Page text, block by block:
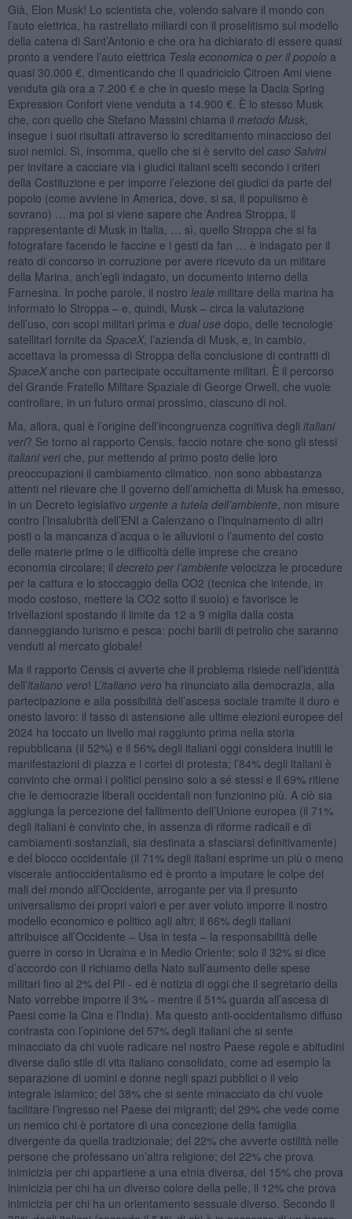
Già, Elon Musk! Lo scientista che, volendo salvare il mondo con
l’auto elettrica, ha rastrellato miliardi con il proselitismo sul modello
della catena di Sant’Antonio e che ora ha dichiarato di essere quasi
pronto a vendere l’auto elettrica Tesla economica o per il popolo a
quasi 30.000 €, dimenticando che il quadriciclo Citroen Ami viene
venduta già ora a 7.200 € e che in questo mese la Dacia Spring
Expression Confort viene venduta a 14.900 €. È lo stesso Musk
che, con quello che Stefano Massini chiama il metodo Musk,
insegue i suoi risultati attraverso lo screditamento minaccioso dei
suoi nemici. Sì, insomma, quello che si è servito del caso Salvini
per invitare a cacciare via i giudici italiani scelti secondo i criteri
della Costituzione e per imporre l’elezione dei giudici da parte del
popolo (come avviene in America, dove, si sa, il populismo è
sovrano) … ma poi si viene sapere che Andrea Stroppa, il
rappresentante di Musk in Italia, … sì, quello Stroppa che si fa
fotografare facendo le faccine e i gesti da fan … è indagato per il
reato di concorso in corruzione per avere ricevuto da un militare
della Marina, anch’egli indagato, un documento interno della
Farnesina. In poche parole, il nostro leale militare della marina ha
informato lo Stroppa – e, quindi, Musk – circa la valutazione
dell’uso, con scopi militari prima e dual use dopo, delle tecnologie
satellitari fornite da SpaceX, l’azienda di Musk, e, in cambio,
accettava la promessa di Stroppa della conclusione di contratti di
SpaceXanche con partecipate occultamente militari. È il percorso
del Grande Fratello Militare Spaziale di George Orwell, che vuole
controllare, in un futuro ormai prossimo, ciascuno di noi.
Ma, allora, qual è l’origine dell’incongruenza cognitiva degli italiani
veri? Se torno al rapporto Censis, faccio notare che sono gli stessi
italiani veriche, pur mettendo al primo posto delle loro
preoccupazioni il cambiamento climatico, non sono abbastanza
attenti nel rilevare che il governo dell’amichetta di Musk ha emesso,
in un Decreto legislativo urgente a tutela dell’ambiente , non misure
contro l’insalubrità dell’ENI a Calenzano o l’inquinamento di altri
posti o la mancanza d’acqua o le alluvioni o l’aumento del costo
delle materie prime o le difficoltà delle imprese che creano
economia circolare; il decreto per l’ambiente velocizza le procedure
per la cattura e lo stoccaggio della CO2 (tecnica che intende, in
modo costoso, mettere la CO2 sotto il suolo) e favorisce le
trivellazioni spostando il limite da 12 a 9 miglia dalla costa
danneggiando turismo e pesca: pochi barili di petrolio che saranno
venduti al mercato globale!
Ma il rapporto Censis ci avverte che il problema risiede nell’identità
dell’italiano vero! L’italiano vero ha rinunciato alla democrazia, alla
partecipazione e alla possibilità dell’ascesa sociale tramite il duro e
onesto lavoro: il tasso di astensione alle ultime elezioni europee del
2024 ha toccato un livello mai raggiunto prima nella storia
repubblicana (il 52%) e il 56% degli italiani oggi considera inutili le
manifestazioni di piazza e i cortei di protesta; l’84% degli italiani è
convinto che ormai i politici pensino solo a sé stessi e il 69% ritiene
che le democrazie liberali occidentali non funzionino più. A ciò sia
aggiunga la percezione del fallimento dell’Unione europea (il 71%
degli italiani è convinto che, in assenza di riforme radicali e di
cambiamenti sostanziali, sia destinata a sfasciarsi definitivamente)
e del blocco occidentale (il 71% degli italiani esprime un più o meno
viscerale antioccidentalismo ed è pronto a imputare le colpe dei
mali del mondo all’Occidente, arrogante per via il presunto
universalismo dei propri valori e per aver voluto imporre il nostro
modello economico e politico agli altri; il 66% degli italiani
attribuisce all’Occidente ‒ Usa in testa ‒ la responsabilità delle
guerre in corso in Ucraina e in Medio Oriente; solo il 32% si dice
d’accordo con il richiamo della Nato sull’aumento delle spese
militari fino al 2% del Pil - ed è notizia di oggi che il segretario della
Nato vorrebbe imporre il 3% - mentre il 51% guarda all’ascesa di
Paesi come la Cina e l’India). Ma questo anti-occidentalismo diffuso
contrasta con l’opinione del 57% degli italiani che si sente
minacciato da chi vuole radicare nel nostro Paese regole e abitudini
diverse dallo stile di vita italiano consolidato, come ad esempio la
separazione di uomini e donne negli spazi pubblici o il velo
integrale islamico; del 38% che si sente minacciato da chi vuole
facilitare l’ingresso nel Paese dei migranti; del 29% che vede come
un nemico chi è portatore di una concezione della famiglia
divergente da quella tradizionale; del 22% che avverte ostilità nelle
persone che professano un’altra religione; del 22% che prova
inimicizia per chi appartiene a una etnia diversa, del 15% che prova
inimicizia per chi ha un diverso colore della pelle, il 12% che prova
inimicizia per chi ha un orientamento sessuale diverso. Secondo il